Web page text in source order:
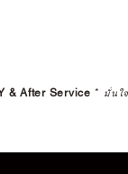
& After Service * มั่นใ